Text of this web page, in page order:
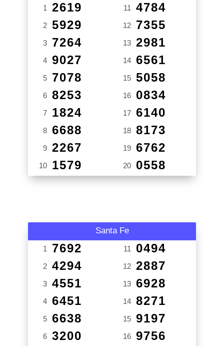
1 2619
2 5929
3 7264
4 9027
5 7078
6 8253
7 1824
8 6688
9 2267
10 1579
11 4784
12 7355
13 2981
14 6561
15 5058
16 0834
17 6140
18 8173
19 6762
20 0558
Santa Fe
1 7692
2 4294
3 4551
4 6451
5 6638
6 3200
11 0494
12 2887
13 6928
14 8271
15 9197
16 9756